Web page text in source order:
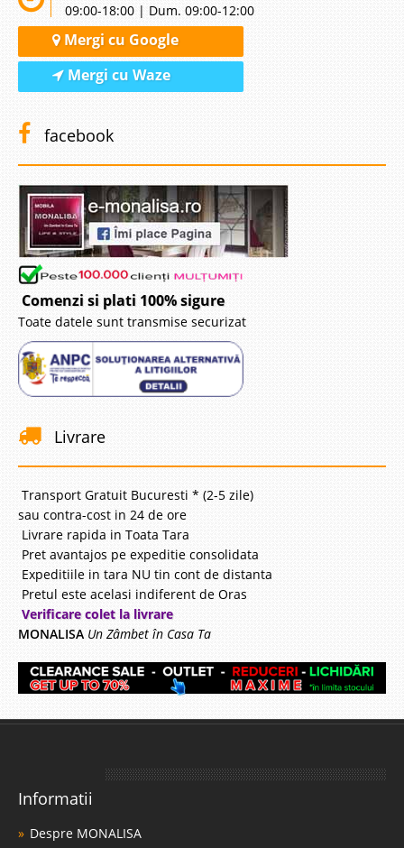
09:00-18:00 | Dum. 09:00-12:00
Mergi cu Google
Mergi cu Waze
facebook
Comenzi si plati 100% sigure
Toate datele sunt transmise securizat
Livrare
Transport Gratuit Bucuresti * (2-5 zile)
sau contra-cost in 24 de ore
Livrare rapida in Toata Tara
Pret avantajos pe expeditie consolidata
Expeditiile in tara NU tin cont de distanta
Pretul este acelasi indiferent de Oras
Verificare colet la livrare
MONALISA Un Zâmbet în Casa Ta
Informatii
Despre MONALISA